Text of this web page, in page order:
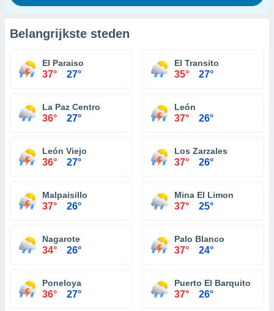
Belangrijkste steden
El Paraiso
37° 27°
El Transito
35° 27°
La Paz Centro
36° 27°
León
37° 26°
León Viejo
36° 27°
Los Zarzales
37° 26°
Malpaisillo
37° 26°
Mina El Limon
37° 25°
Nagarote
34° 26°
Palo Blanco
37° 24°
Poneloya
36° 27°
Puerto El Barquito
37° 26°